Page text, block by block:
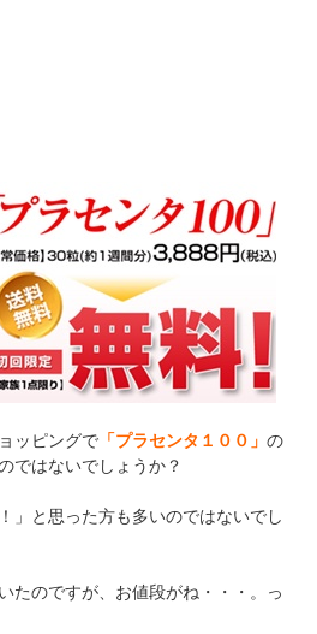
ッピングで 「プラセンタ１００」の
ではないでしょうか？
」と思った方も多いのではないでし
たのですが、お値段がね・・・。っ